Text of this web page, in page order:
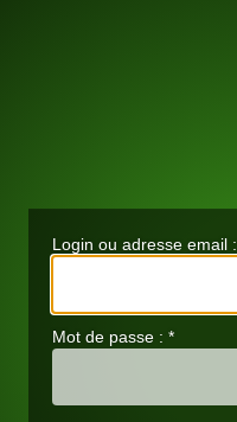
Login ou adresse email :
Mot de passe : *